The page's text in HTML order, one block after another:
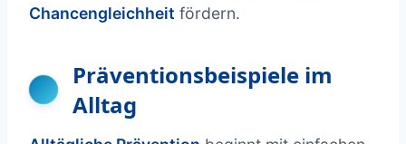
Chancengleichheit fördern.
Präventionsbeispiele im
Alltag